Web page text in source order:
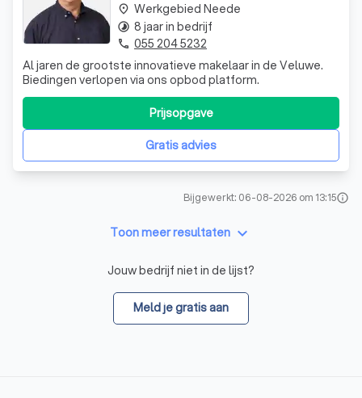
Al jaren de grootste innovatieve makelaar in de Veluwe.
Biedingen verlopen via ons opbod platform.
Gratis advies
Prijsopgave
place Werkgebied Neede
timelapse 8 jaar in bedrijf
phone 055 204 5232
Bijgewerkt: 06-08-2026 om 13:15info
Toon meer resultaten keyboard_arrow_down
Jouw bedrijf niet in de lijst?
Meld je gratis aan